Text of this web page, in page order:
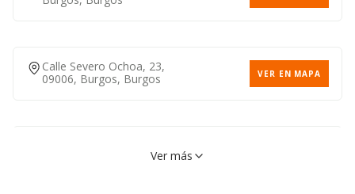
Calle Severo Ochoa, 23,
09006, Burgos, Burgos
VER EN MAPA
Ver más